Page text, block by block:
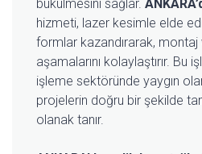
bükülmesini sağlar.
hizmeti, lazer kesimle elde
formlar kazandırarak,
aşamalarını kolaylaştırır. Bu
işleme sektöründe yaygın
projelerin doğru bir şekilde
olanak tanır.